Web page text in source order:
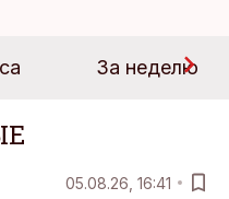
За неделю
05.08.26, 16:41